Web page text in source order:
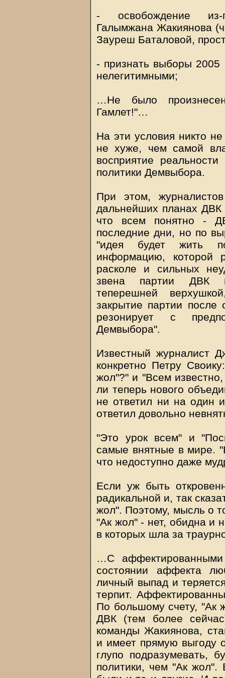
- освобождение из-
Галымжана Жакиянова
Зауреш Баталовой,
- признать выборы
нелегитимными;
…Не было
Гамлет!"…
На эти условия никто
не хуже, чем самой
восприятие
политики Демвыбора.
При этом,
дальнейших планах ДВК
что всем понятно -
последние дни, но по
"идея будет жить
информацию, которой
расколе и сильных
звена партии ДВК
теперешней
закрытие партии после
резонирует с
Демвыбора".
Известный журналист
конкретно Петру
жол"?" и "Всем
ли теперь нового
не ответил ни на один
ответил довольно
"Это урок всем" и
самые внятные в мире.
что недоступно даже
Если уж быть
радикальной и, так
жол". Поэтому, мысль о
"Ак жол" - нет, обидна и
в которых шла за
…С
состоянии аффекта
личный выпад и
терпит.
По большому счету, "Ак
ДВК (тем более
команды Жакиянова,
и имеет прямую выгоду
глупо подразумевать,
политики, чем "Ак жол".